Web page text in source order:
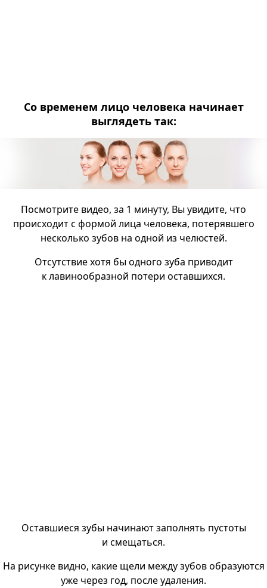
Со временем лицо человека начинает
выглядеть так:
Посмотрите видео, за 1 минуту, Вы увидите, что
происходит с формой лица человека, потерявшего
несколько зубов на одной из челюстей.
Отсутствие хотя бы одного зуба приводит
к лавинообразной потери оставшихся.
Оставшиеся зубы начинают заполнять пустоты
и смещаться.
На рисунке видно, какие щели между зубов образуются
уже через год, после удаления.